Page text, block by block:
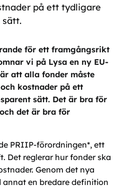
på ett tydligare
sätt.
för ett framgångsrikt
vi på Lysa en ny EU-
att alla fonder måste
kostnader på ett
sätt. Det är bra för
det är bra för
PRIIP-förordningen*, ett
Det reglerar hur fonder ska
Genom det nya
annat en bredare definition